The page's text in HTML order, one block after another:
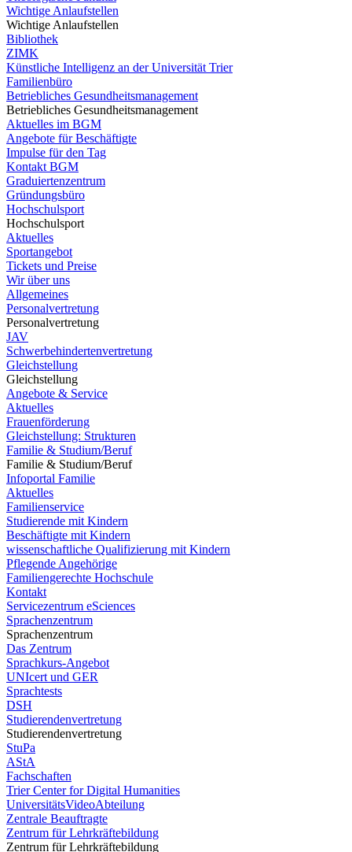
Wichtige Anlaufstellen
Wichtige Anlaufstellen
Bibliothek
ZIMK
Künstliche Intelligenz an der Universität Trier
Familienbüro
Betriebliches Gesundheitsmanagement
Betriebliches Gesundheitsmanagement
Aktuelles im BGM
Angebote für Beschäftigte
Impulse für den Tag
Kontakt BGM
Graduiertenzentrum
Gründungsbüro
Hochschulsport
Hochschulsport
Aktuelles
Sportangebot
Tickets und Preise
Wir über uns
Allgemeines
Personalvertretung
Personalvertretung
JAV
Schwerbehindertenvertretung
Gleichstellung
Gleichstellung
Angebote & Service
Aktuelles
Frauenförderung
Gleichstellung: Strukturen
Familie & Studium/Beruf
Familie & Studium/Beruf
Infoportal Familie
Aktuelles
Familienservice
Studierende mit Kindern
Beschäftigte mit Kindern
wissenschaftliche Qualifizierung mit Kindern
Pflegende Angehörige
Familiengerechte Hochschule
Kontakt
Servicezentrum eSciences
Sprachenzentrum
Sprachenzentrum
Das Zentrum
Sprachkurs-Angebot
UNIcert und GER
Sprachtests
DSH
Studierendenvertretung
Studierendenvertretung
StuPa
AStA
Fachschaften
Trier Center for Digital Humanities
UniversitätsVideoAbteilung
Zentrale Beauftragte
Zentrum für Lehrkräftebildung
Zentrum für Lehrkräftebildung